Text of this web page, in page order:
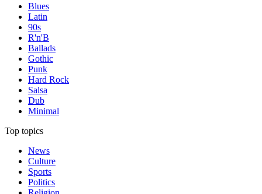
Blues
Latin
90s
R'n'B
Ballads
Gothic
Punk
Hard Rock
Salsa
Dub
Minimal
Top topics
News
Culture
Sports
Politics